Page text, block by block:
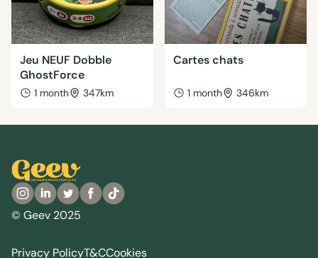
Jeu NEUF Dobble
GhostForce
1 month 347km
Cartes chats
1 month 346km
© Geev 2025
Privacy PolicyT&CCookies